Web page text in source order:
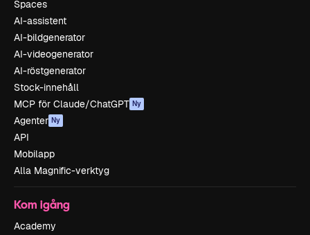
Spaces
AI-assistent
AI-bildgenerator
AI-videogenerator
AI-röstgenerator
Stock-innehåll
MCP för Claude/ChatGPT Ny
Agenter Ny
API
Mobilapp
Alla Magnific-verktyg
Kom igång
Academy